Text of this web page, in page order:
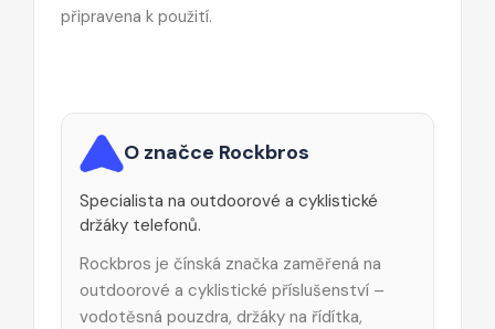
připravena k použití.
O značce Rockbros
Specialista na outdoorové a cyklistické
držáky telefonů.
Rockbros je čínská značka zaměřená na
outdoorové a cyklistické příslušenství –
vodotěsná pouzdra, držáky na řídítka,